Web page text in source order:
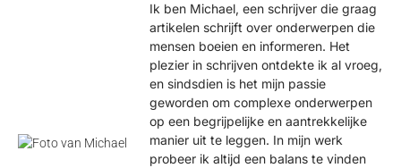
Ik ben Michael, een schrijver die graag
artikelen schrijft over onderwerpen die
mensen boeien en informeren. Het
plezier in schrijven ontdekte ik al vroeg,
en sindsdien is het mijn passie
geworden om complexe onderwerpen
op een begrijpelijke en aantrekkelijke
manier uit te leggen. In mijn werk
probeer ik altijd een balans te vinden